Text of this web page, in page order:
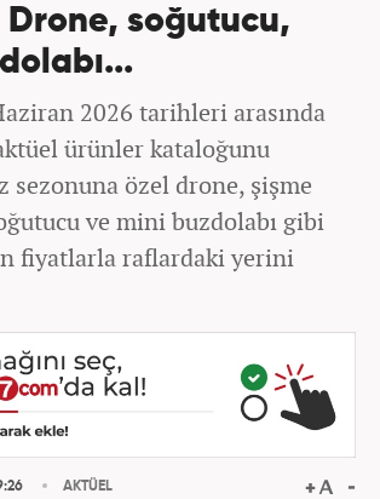
soğutucu,
2026 tarihleri arasında
ürünler kataloğunu
sezonuna özel drone, şişme
ve mini buzdolabı gibi
fiyatlarla raflardaki yerini
AKTÜEL